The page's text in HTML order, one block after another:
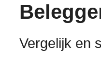
Vergelijk en